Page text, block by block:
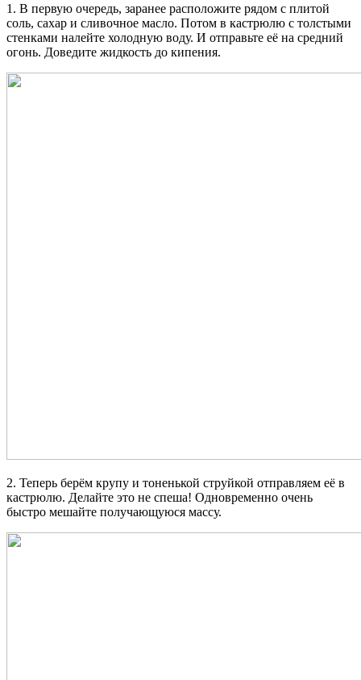
1. В первую очередь, заранее расположите рядом с плитой
соль, сахар и сливочное масло. Потом в кастрюлю с толстыми
стенками налейте холодную воду. И отправьте её на средний
огонь. Доведите жидкость до кипения.
2. Теперь берём крупу и тоненькой струйкой отправляем её в
кастрюлю. Делайте это не спеша! Одновременно очень
быстро мешайте получающуюся массу.